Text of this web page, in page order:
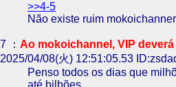
>>4-5
Não existe ruim mokoichanner
7 ： Ao mokoichannel, VIP
2025/04/08(火) 12:51:05.53
Penso todos os dias que